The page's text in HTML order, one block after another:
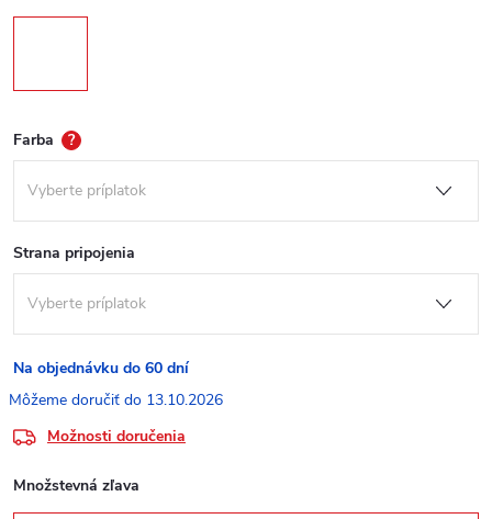
Farba ?
Strana pripojenia
Na objednávku do 60 dní
13.10.2026
Možnosti doručenia
Množstevná zľava